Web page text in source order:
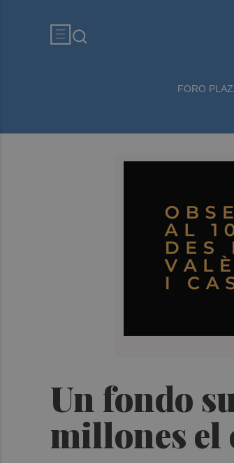
FORO
Un fondo
millones el